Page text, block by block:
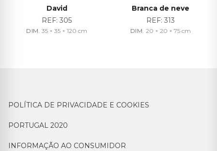
David
REF: 305
DIM. 35 × 35 × 120 cm
Branca de neve
REF: 313
DIM. 20 × 20 × 75 cm
POLÍTICA DE PRIVACIDADE E COOKIES
PORTUGAL 2020
INFORMAÇÃO AO CONSUMIDOR